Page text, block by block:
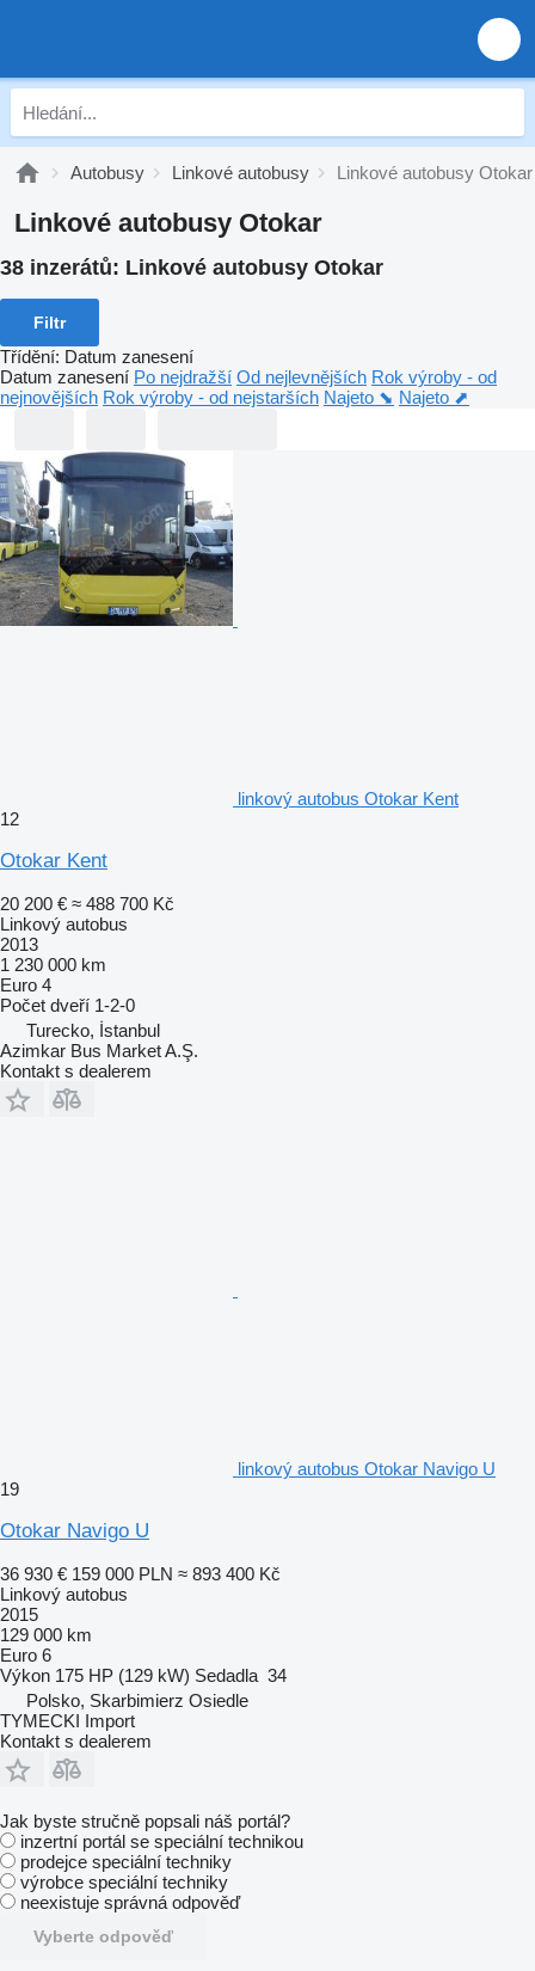
Autobusy Linkové autobusy Linkové autobusy Otokar
Linkové autobusy Otokar
38 inzerátů: Linkové autobusy Otokar
Filtr
Třídění: Datum zanesení
Datum zanesení Po nejdražší Od nejlevnějších Rok výroby - od
nejnovějších Rok výroby - od nejstarších Najeto ⬊ Najeto ⬈
linkový autobus Otokar Kent
12
Otokar Kent
20 200 € ≈ 488 700 Kč
Linkový autobus
2013
1 230 000 km
Euro 4
Počet dveří 1-2-0
Turecko, İstanbul
Azimkar Bus Market A.Ş.
Kontakt s dealerem
linkový autobus Otokar Navigo U
19
Otokar Navigo U
36 930 € 159 000 PLN ≈ 893 400 Kč
Linkový autobus
2015
129 000 km
Euro 6
Výkon 175 HP (129 kW) Sedadla 34
Polsko, Skarbimierz Osiedle
TYMECKI Import
Kontakt s dealerem
Jak byste stručně popsali náš portál?
inzertní portál se speciální technikou
prodejce speciální techniky
výrobce speciální techniky
neexistuje správná odpověď
Vyberte odpověď